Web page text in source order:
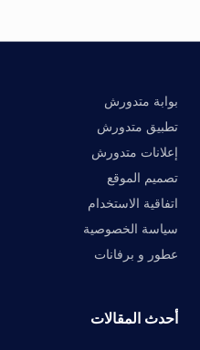
بوابة متدورش
تطبيق متدورش
إعلانات متدورش
تصميم الموقع
اتفاقية الاستخدام
سياسة الخصوصية
عطور و برفانات
أحدث المقالات